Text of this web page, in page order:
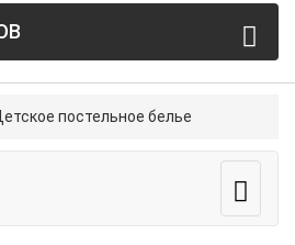
постельное белье